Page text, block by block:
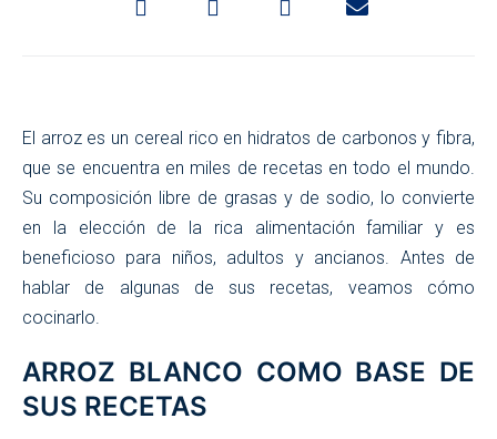
El arroz es un cereal rico en hidratos de carbonos y fibra,
que se encuentra en miles de recetas en todo el mundo.
Su composición libre de grasas y de sodio, lo convierte
en la elección de la rica alimentación familiar y es
beneficioso para niños, adultos y ancianos. Antes de
hablar de algunas de sus recetas, veamos cómo
cocinarlo.
ARROZ BLANCO COMO BASE DE
SUS RECETAS